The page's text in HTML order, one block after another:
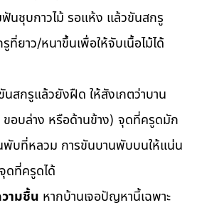
นชุบกาวไม้ รอแห้ง แล้วขันสกรู
ที่ยาว/หนาขึ้นเพื่อให้จับเนื้อไม้ได้
นสกรูแล้วยังฝืด ให้สังเกตว่าบาน
อบล่าง หรือด้านข้าง) จุดที่ครูดมัก
พับที่หลวม การขันบานพับบนให้แน่น
ดที่ครูดได้
ามชื้น หากบ้านเจอปัญหานี้เฉพาะ